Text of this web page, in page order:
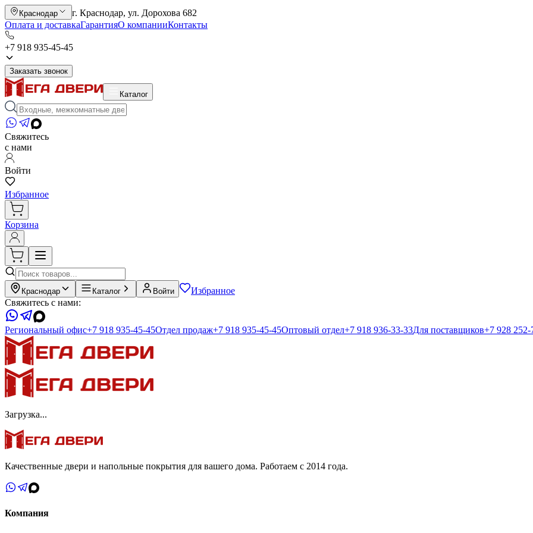
Краснодар
г. Краснодар, ул. Дорохова 682
Оплата и доставкаГарантияО компанииКонтакты
+7 918 935-45-45
Заказать звонок
Каталог
Свяжитесь
с нами
Войти
Избранное
Корзина
Краснодар Каталог Войти
Избранное
Свяжитесь с нами:
Региональный офис+7 918 935-45-45Отдел продаж+7 918 935-45-45Оптовый отдел+7 918 936-33-33Для поставщиков+7 928 252-
Загрузка...
Качественные двери и напольные покрытия для вашего дома. Работаем с 2014 года.
Компания